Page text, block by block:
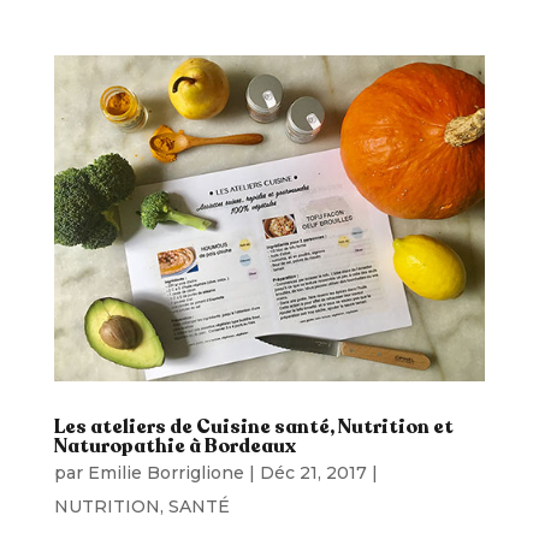
Les ateliers de Cuisine santé, Nutrition et
Naturopathie à Bordeaux
par Emilie Borriglione | Déc 21, 2017|
NUTRITION, SANTÉ